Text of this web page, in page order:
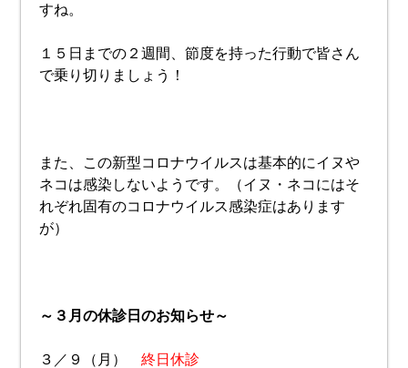
すね。
１５日までの２週間、節度を持った行動で皆さん
で乗り切りましょう！
また、この新型コロナウイルスは基本的にイヌや
ネコは感染しないようです。（イヌ・ネコにはそ
れぞれ固有のコロナウイルス感染症はあります
が）
～３月の休診日のお知らせ～
３／９（月）終日休診